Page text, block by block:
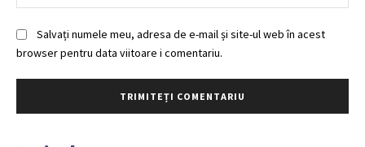
Salvați numele meu, adresa de e-mail și site-ul web în acest
browser pentru data viitoare i comentariu.